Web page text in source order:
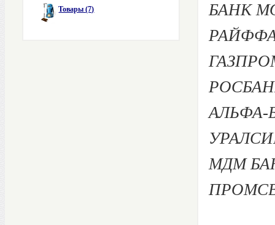
Товары (7)
БАНК
АЛЬФА-
МДМ